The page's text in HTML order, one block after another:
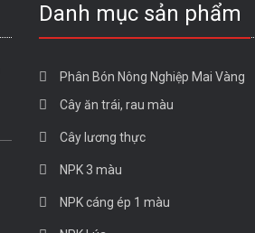
Danh mục sản phẩm
Phân Bón Nông Nghiệp Mai Vàng
Cây ăn trái, rau màu
Cây lương thực
NPK 3 màu
NPK cáng ép 1 màu